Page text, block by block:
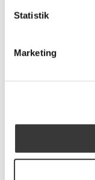
Statistik
Marketing
89,00 DKK